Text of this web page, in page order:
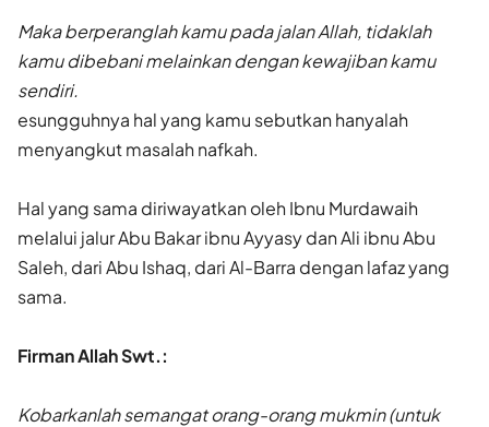
Maka berperanglah kamu pada jalan Allah, tidaklah
kamu dibebani melainkan dengan kewajiban kamu
sendiri.
esungguhnya hal yang kamu sebutkan hanyalah
menyangkut masalah nafkah.
Hal yang sama diriwayatkan oleh Ibnu Murdawaih
melalui jalur Abu Bakar ibnu Ayyasy dan Ali ibnu Abu
Saleh, dari Abu Ishaq, dari Al-Barra dengan lafaz yang
sama.
Firman Allah Swt.:
Kobarkanlah semangat orang-orang mukmin (untuk